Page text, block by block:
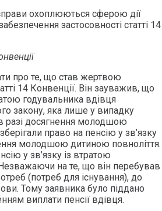
охоплюються сферою дії
застосовності статті 14
про те, що став жертвою
14 Конвенції. Він зауважив, що
годувальника вдівця
закону, яка лише у випадку
разі досягнення молодшою
право на пенсію у зв’язку
молодшою дитиною повноліття.
у зв’язку із втратою
на те, що він перебував
(потреб для існування), до
Тому заявника було піддано
виплати пенсії вдівця.